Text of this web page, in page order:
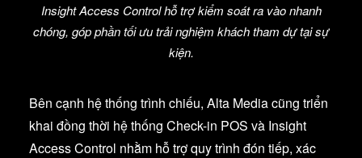
Insight Access Control hỗ trợ kiểm soát ra vào nhanh
chóng, góp phần tối ưu trải nghiệm khách tham dự tại sự
kiện.
Bên cạnh hệ thống trình chiếu, Alta Media cũng triển
khai đồng thời hệ thống Check-in POS và Insight
Access Control nhằm hỗ trợ quy trình đón tiếp, xác